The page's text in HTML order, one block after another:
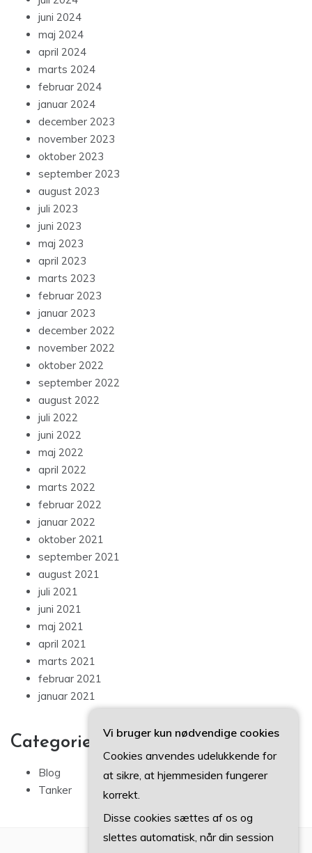
juni 2024
maj 2024
april 2024
marts 2024
februar 2024
januar 2024
december 2023
november 2023
oktober 2023
september 2023
august 2023
juli 2023
juni 2023
maj 2023
april 2023
marts 2023
februar 2023
januar 2023
december 2022
november 2022
oktober 2022
september 2022
august 2022
juli 2022
juni 2022
maj 2022
april 2022
marts 2022
februar 2022
januar 2022
oktober 2021
september 2021
august 2021
juli 2021
juni 2021
maj 2021
april 2021
marts 2021
februar 2021
januar 2021
Categories
Blog
Tanker
Vi bruger kun nødvendige cookies
Cookies anvendes udelukkende for
at sikre, at hjemmesiden fungerer
korrekt.
Disse cookies sættes af os og
slettes automatisk, når din session